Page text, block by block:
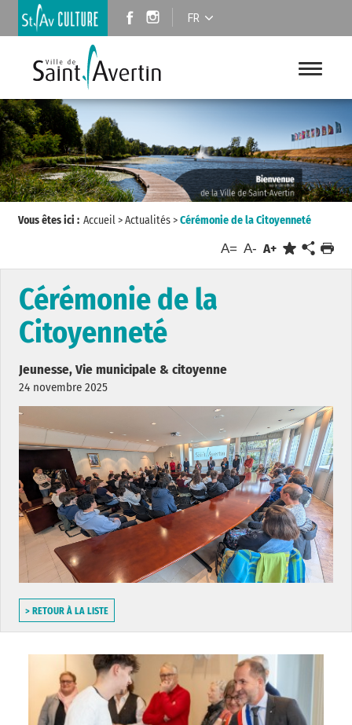
FR
Vous êtes ici : Accueil>Actualités>Cérémonie de la Citoyenneté
A= A- A+
Cérémonie de la
Citoyenneté
Jeunesse, Vie municipale & citoyenne
24 novembre 2025
> RETOUR À LA LISTE